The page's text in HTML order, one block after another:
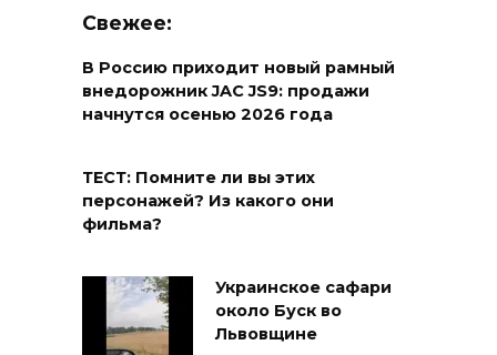
Свежее:
В Россию приходит новый рамный
внедорожник JAC JS9: продажи
начнутся осенью 2026 года
ТЕСТ: Помните ли вы этих
персонажей? Из какого они
фильма?
Украинское сафари
около Буск во
Львовщине